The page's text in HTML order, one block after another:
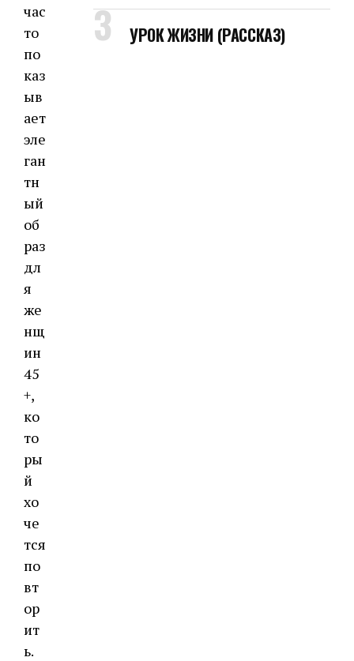
час
то
по
каз
ыв
ает
эле
ган
тн
ый
об
раз
дл
я
же
нщ
ин
45
+,
ко
то
ры
й
хо
че
тся
по
вт
ор
ит
ь.
УРОК ЖИЗНИ (РАССКАЗ)